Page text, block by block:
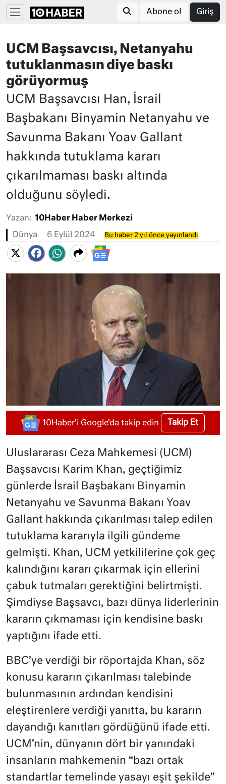
Abone ol Giriş
UCM Başsavcısı, Netanyahu
tutuklanmasın diye baskı
görüyormuş
UCM Başsavcısı Han, İsrail
Başbakanı Binyamin Netanyahu ve
Savunma Bakanı Yoav Gallant
hakkında tutuklama kararı
çıkarılmaması baskı altında
olduğunu söyledi.
Yazan: 10Haber Haber Merkezi
Dünya 6 Eylül 2024 Bu haber 2 yıl önce yayınlandı
10Haber'i Google'da takip edin Takip Et
Uluslararası Ceza Mahkemesi (UCM)
Başsavcısı Karim Khan, geçtiğimiz
günlerde İsrail Başbakanı Binyamin
Netanyahu ve Savunma Bakanı Yoav
Gallant hakkında çıkarılması talep edilen
tutuklama kararıyla ilgili gündeme
gelmişti. Khan, UCM yetkililerine çok geç
kalındığını kararı çıkarmak için ellerini
çabuk tutmaları gerektiğini belirtmişti.
Şimdiyse Başsavcı, bazı dünya liderlerinin
kararın çıkmaması için kendisine baskı
yaptığını ifade etti.
BBC’ye verdiği bir röportajda Khan, söz
konusu kararın çıkarılması talebinde
bulunmasının ardından kendisini
eleştirenlere verdiği yanıtta, bu kararın
dayandığı kanıtları gördüğünü ifade etti.
UCM’nin, dünyanın dört bir yanındaki
insanların mahkemenin “bazı ortak
standartlar temelinde yasayı eşit şekilde”